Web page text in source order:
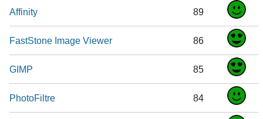
Affinity 89
FastStone Image Viewer 86
GIMP 85
PhotoFiltre 84